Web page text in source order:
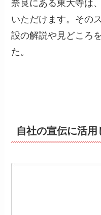
奈良にある東大寺は
いただけます。その
設の解説や見どころ
た。
自社の宣伝に活用